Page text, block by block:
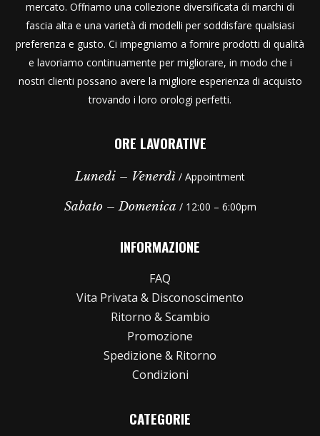
mercato. Offriamo una collezione diversificata di marchi di
fascia alta e una varietà di modelli per soddisfare qualsiasi
preferenza e gusto. Ci impegniamo a fornire prodotti di qualità
e lavoriamo continuamente per migliorare, in modo che i
nostri clienti possano avere la migliore esperienza di acquisto
trovando i loro orologi perfetti.
ORE LAVORATIVE
Lunedi – Venerdì / Appointment
Sabato – Domenica / 12:00 – 6:00pm
INFORMAZIONE
FAQ
Vita Privata & Disconoscimento
Ritorno & Scambio
Promozione
Spedizione & Ritorno
Condizioni
CATEGORIE